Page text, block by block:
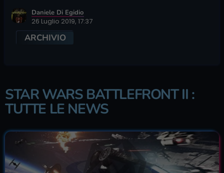
Daniele Di Egidio
26 Luglio 2019, 17:37
ARCHIVIO
STAR WARS BATTLEFRONT II :
TUTTE LE NEWS